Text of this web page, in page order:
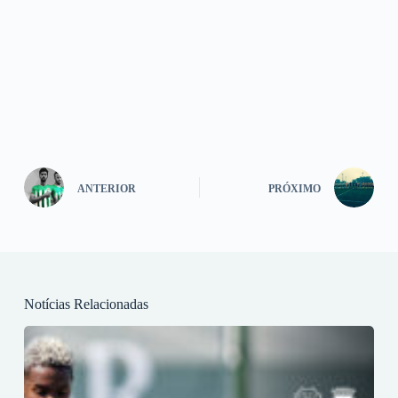
ANTERIOR PRÓXIMO
Notícias Relacionadas